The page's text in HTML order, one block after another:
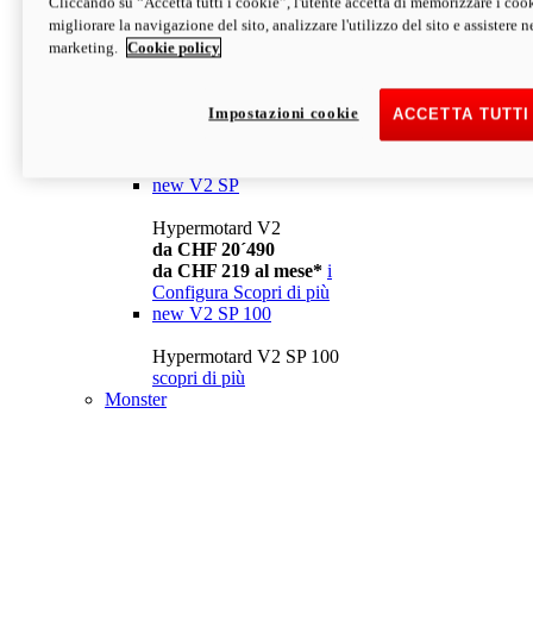
da CHF 13´990
Configura Scopri di più
newV2
da CHF 15´990
new V2 SP
Hypermotard V2
da CHF 20´490
da CHF 219 al mese* i
Configura Scopri di più
new V2 SP 100
Hypermotard V2 SP 100
scopri di più
Monster
migliorare la navigazione del sito, analizzare l'utilizzo del sito e assistere
marketing.
Cookie policy
ACCETTA
Impostazioni cookie